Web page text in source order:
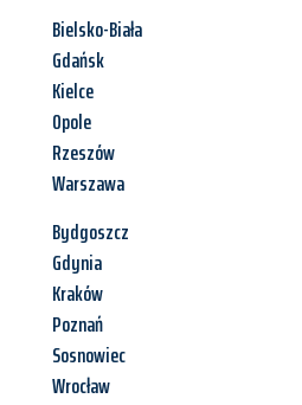
Bielsko-Biała
Gdańsk
Kielce
Opole
Rzeszów
Warszawa
Bydgoszcz
Gdynia
Kraków
Poznań
Sosnowiec
Wrocław